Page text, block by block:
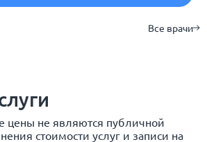
Все врачи
цены не являются публичной
стоимости услуг и записи на